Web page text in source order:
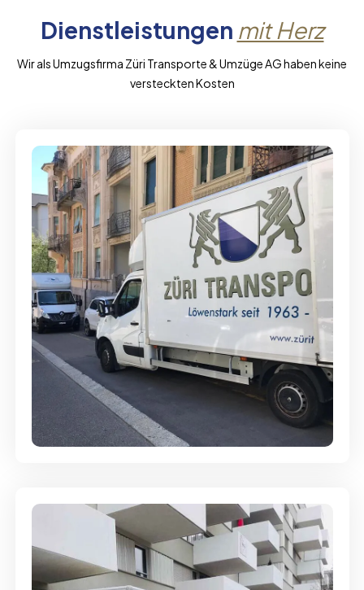
Dienstleistungen mit Herz
Wir als Umzugsfirma Züri Transporte & Umzüge AG haben keine
versteckten Kosten
Full-Service - Für Privatumzüge